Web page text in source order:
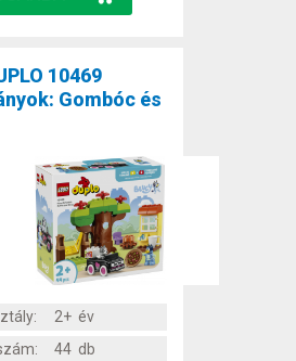
10469
Gombóc és
2+ év
44 db